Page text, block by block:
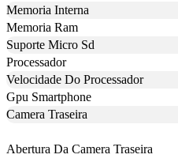
Memoria Interna
Memoria Ram
Suporte Micro Sd
Processador
Velocidade Do Processador
Gpu Smartphone
Camera Traseira
Abertura Da Camera Traseira